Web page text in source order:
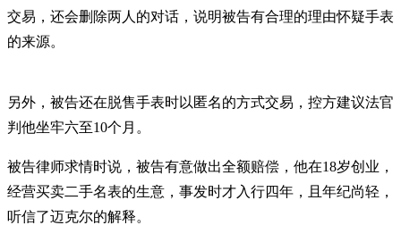
交易，还会删除两人的对话，说明被告有合理的理由怀疑手表
的来源。
另外，被告还在脱售手表时以匿名的方式交易，控方建议法官
判他坐牢六至10个月。
被告律师求情时说，被告有意做出全额赔偿，他在18岁创业，
经营买卖二手名表的生意，事发时才入行四年，且年纪尚轻，
听信了迈克尔的解释。